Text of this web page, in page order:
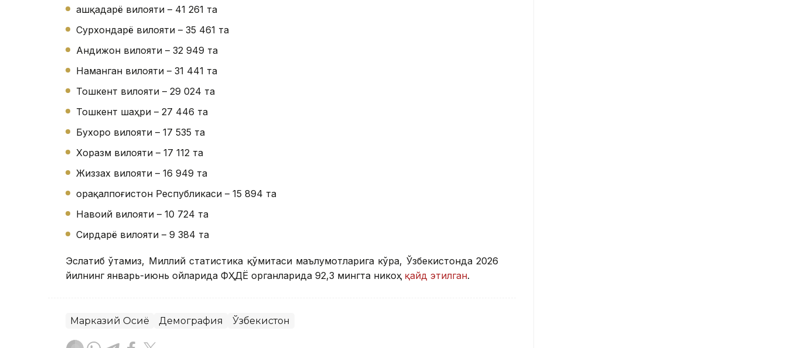
Қашқадарё вилояти – 41 261 та
Сурхондарё вилояти – 35 461 та
Андижон вилояти – 32 949 та
Наманган вилояти – 31 441 та
Тошкент вилояти – 29 024 та
Тошкент шаҳри – 27 446 та
Бухоро вилояти – 17 535 та
Хоразм вилояти – 17 112 та
Жиззах вилояти – 16 949 та
Қорақалпоғистон Республикаси – 15 894 та
Навоий вилояти – 10 724 та
Сирдарё вилояти – 9 384 та
Эслатиб ўтамиз, Миллий статистика қўмитаси маълумотларига кўра, Ўзбекистонда 2026
йилнинг январь-июнь ойларида ФҲДЁ органларида 92,3 мингта никоҳ қайд этилган.
Марказий Осиё Демография Ўзбекистон